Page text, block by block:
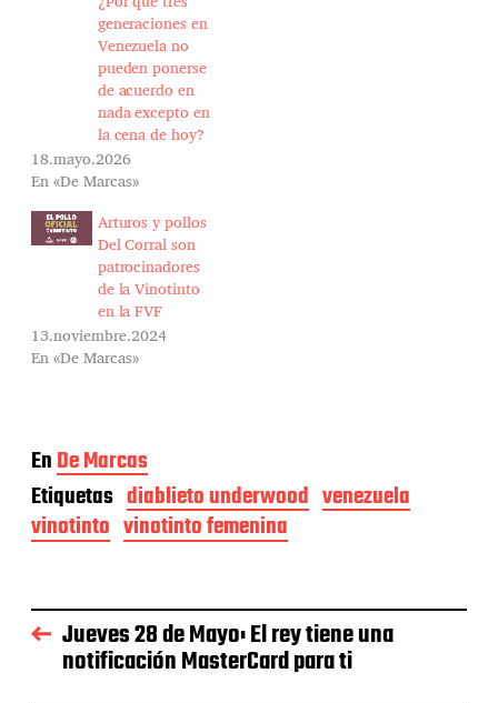
generaciones en
Venezuela no
pueden ponerse
de acuerdo en
nada excepto en
la cena de hoy?
18.mayo.2026
En «De Marcas»
Arturos y pollos
Del Corral son
patrocinadores
de la Vinotinto
en la FVF
13.noviembre.2024
En «De Marcas»
EnDe Marcas
Etiquetas diablieto underwood venezuela
vinotinto vinotinto femenina
Jueves 28 de Mayo: El rey tiene una
notificación MasterCard para ti